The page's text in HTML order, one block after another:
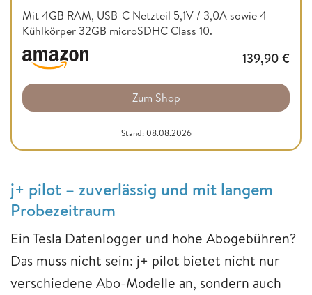
Mit 4GB RAM, USB-C Netzteil 5,1V / 3,0A sowie 4
Kühlkörper 32GB microSDHC Class 10.
139,90 €
Zum Shop
Stand: 08.08.2026
j+ pilot – zuverlässig und mit langem
Probezeitraum
Ein Tesla Datenlogger und hohe Abogebühren?
Das muss nicht sein: j+ pilot bietet nicht nur
verschiedene Abo-Modelle an, sondern auch